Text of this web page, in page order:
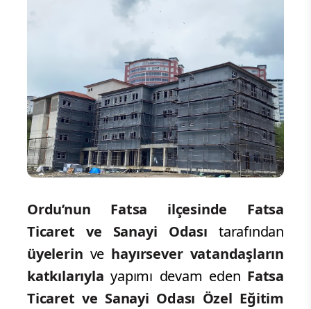
Ordu’nun Fatsa ilçesinde Fatsa
Ticaret ve Sanayi Odası tarafından
üyelerin ve hayırsever vatandaşların
katkılarıylayapımı devam eden Fatsa
Ticaret ve Sanayi Odası Özel Eğitim